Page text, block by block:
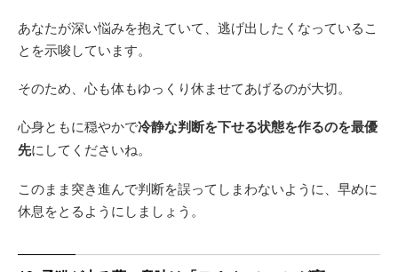
あなたが深い悩みを抱えていて、逃げ出したくなっているこ
とを示唆しています。
そのため、心も体もゆっくり休ませてあげるのが大切。
心身ともに穏やかで冷静な判断を下せる状態を作るのを最優
先にしてくださいね。
このまま突き進んで判断を誤ってしまわないように、早めに
休息をとるようにしましょう。